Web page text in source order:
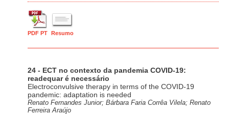
PDF PT Resumo
24 - ECT no contexto da pandemia COVID-19:
readequar é necessário
Electroconvulsive therapy in terms of the COVID-19
pandemic: adaptation is needed
Renato Fernandes Junior; Bárbara Faria Corrêa Vilela; Renato
Ferreira Araújo